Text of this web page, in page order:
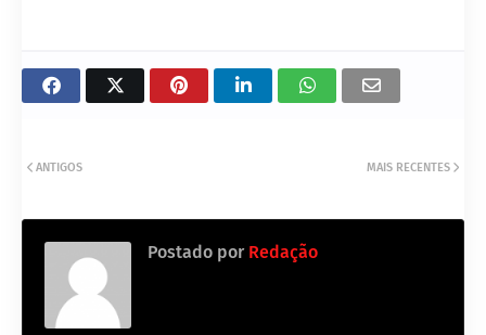
MAIS RECENTES
ANTIGOS
Postado por Redação